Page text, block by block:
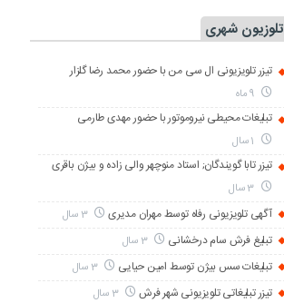
تلوزیون شهری
تیزر تلویزیونی ال سی من با حضور محمد رضا گلزار
تبلیغات محیطی نیروموتور با حضور مهدی طارمی
تیزر تابا گویندگان; استاد منوچهر والی زاده و بیژن باقری
آگهی تلویزیونی رفاه توسط مهران مدیری 3 سال
تبلیغ فرش سام درخشانی 3 سال
تبلیغات سس بیژن توسط امین حیایی 3 سال
تیزر تبلیغاتی تلویزیونی شهر فرش 3 سال